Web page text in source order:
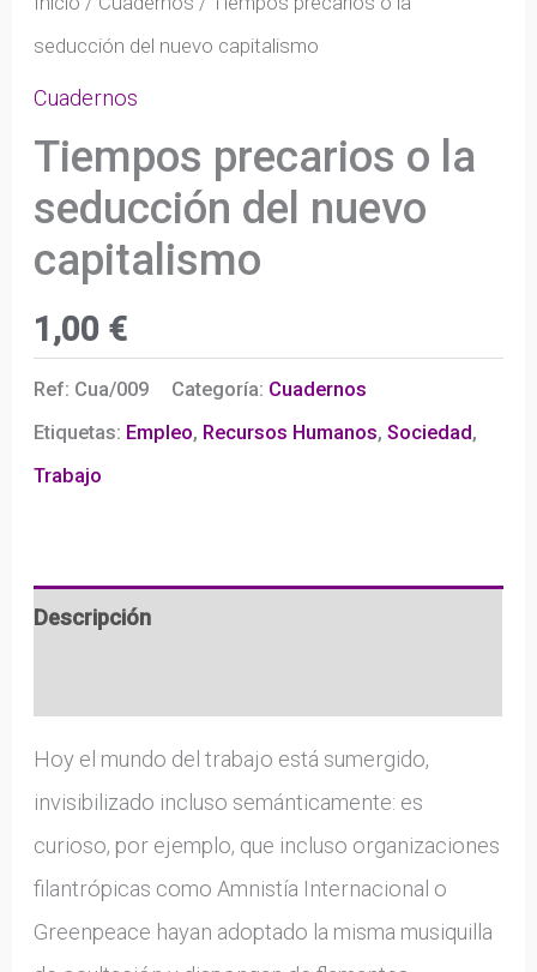
seducción del nuevo capitalismo
Cuadernos
Tiempos precarios o la
seducción del nuevo
capitalismo
1,00 €
Ref: Cua/009 Categoría: Cuadernos
Etiquetas: Empleo, Recursos Humanos,Sociedad,
Trabajo
Descripción
Hoy el mundo del trabajo está sumergido,
invisibilizado incluso semánticamente: es
curioso, por ejemplo, que incluso organizaciones
filantrópicas como Amnistía Internacional o
Greenpeace hayan adoptado la misma musiquilla